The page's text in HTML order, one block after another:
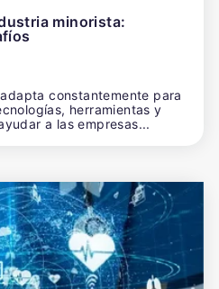
minorista:
constantemente para
herramientas y
a las empresas...